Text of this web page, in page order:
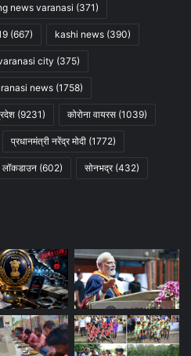
news varanasi (371)
(667) kashi news (390)
city (375)
news (1758)
(9231) कोरोना वायरस (1039)
प्रधानमंत्री नरेंद्र मोदी (1772)
लॉकडाउन (602) सोनभद्र(432)